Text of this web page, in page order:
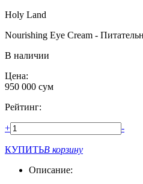
Holy Land
Nourishing Eye Cream -
В наличии
Цена:
950 000 сум
Рейтинг:
+ -
КУПИТЬВ корзину
Описание: